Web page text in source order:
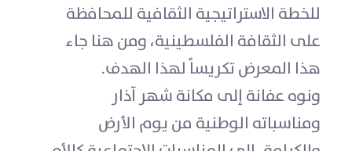
للخطة الاستراتيجية الثقافية للمحافظة
على الثقافة الفلسطينية، ومن هنا جاء
هذا المعرض تكريساً لهذا الهدف.
ونوه عفانة إلى مكانة شهر آذار
ومناسباته الوطنية من يوم الأرض